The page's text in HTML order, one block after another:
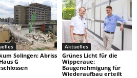
Solingen: Abriss
G
Aktuelles
Grünes Licht für die
Wipperaue:
Baugenehmigung für
Wiederaufbau erteilt